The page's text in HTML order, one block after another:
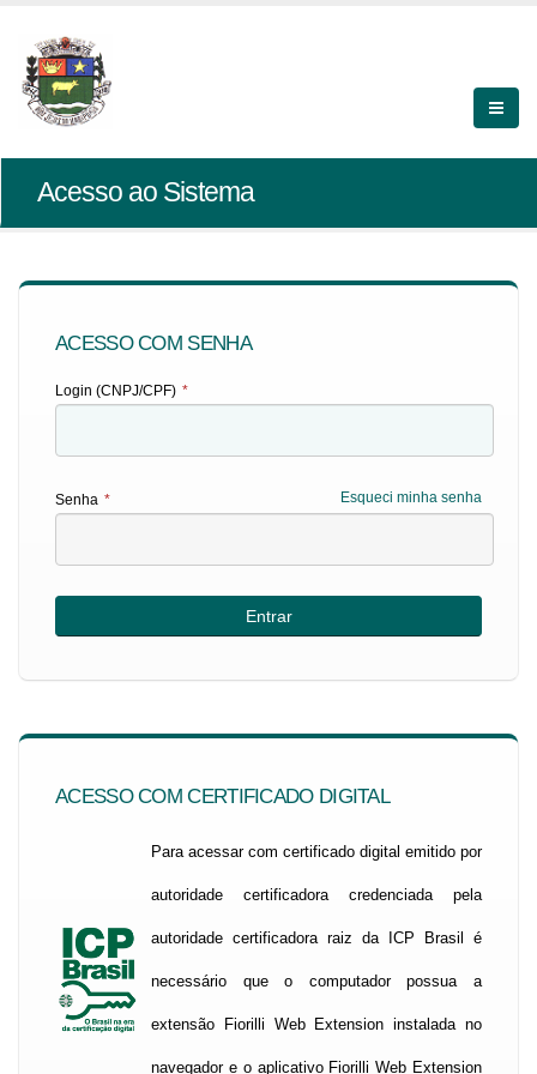
Acesso ao Sistema
ACESSO COM SENHA
Login (CNPJ/CPF) *
Esqueci minha senha
Senha *
ACESSO COM CERTIFICADO DIGITAL
Para acessar com certificado digital emitido por
autoridade certificadora credenciada pela
autoridade certificadora raiz da ICP Brasil é
necessário que o computador possua a
extensão Fiorilli Web Extension instalada no
navegador e o aplicativo Fiorilli Web Extension